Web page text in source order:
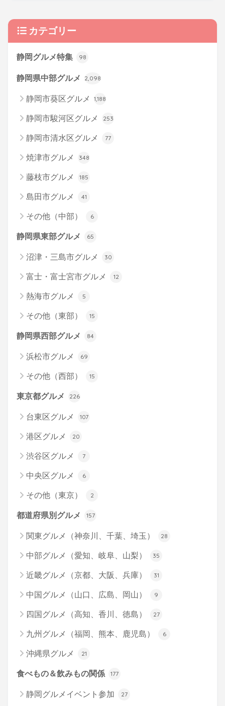
カテゴリー
静岡グルメ特集 98
静岡県中部グルメ 2,098
静岡市葵区グルメ 1,188
静岡市駿河区グルメ 253
静岡市清水区グルメ 77
焼津市グルメ 348
藤枝市グルメ 185
島田市グルメ 41
その他（中部） 6
静岡県東部グルメ 65
沼津・三島市グルメ 30
富士・富士宮市グルメ 12
熱海市グルメ 5
その他（東部） 15
静岡県西部グルメ 84
浜松市グルメ 69
その他（西部） 15
東京都グルメ 226
台東区グルメ 107
港区グルメ 20
渋谷区グルメ 7
中央区グルメ 6
その他（東京） 2
都道府県別グルメ 157
関東グルメ（神奈川、千葉、埼玉） 28
中部グルメ（愛知、岐阜、山梨） 35
近畿グルメ（京都、大阪、兵庫） 31
中国グルメ（山口、広島、岡山） 9
四国グルメ（高知、香川、徳島） 27
九州グルメ（福岡、熊本、鹿児島） 6
沖縄県グルメ 21
食べもの＆飲みもの関係 177
静岡グルメイベント参加 27